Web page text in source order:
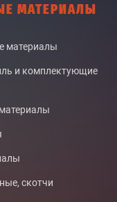
МАТЕРИАЛЫ
материалы
и комплектующие
скотчи